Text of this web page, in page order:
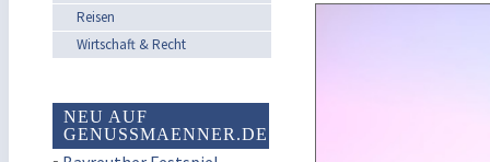
Reisen
Wirtschaft & Recht
NEU AUF
GENUSSMAENNER.DE